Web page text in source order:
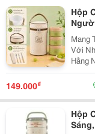
Hộp
Mang
Với
Hằng
Ăn
Hộp
149.000₫
Hộp